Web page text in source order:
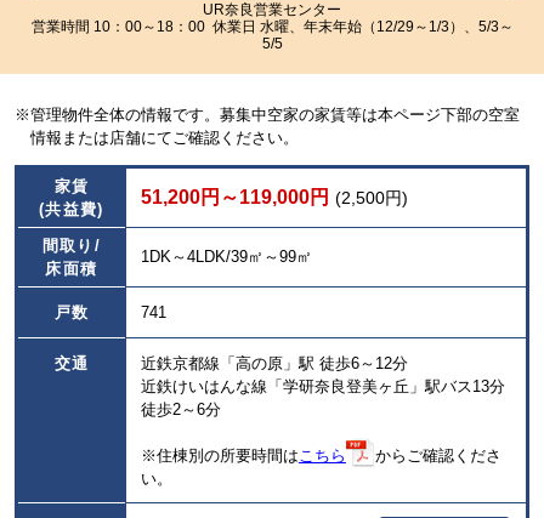
い
だ
ま
す。
い
だ
ま
UR奈良営業センター
営業時間 10：00～18：00 休業日 水曜、年末年始（12/29～1/3）、5/3～
5/5
※管理物件全体の情報です。募集中空家の家賃等は本ページ下部の空室
情報または店舗にてご確認ください。
家賃
(共益費)
51,200円～119,000円 (2,500円)
間取り/
床面積
1DK～4LDK/39㎡～99㎡
戸数 741
交通
近鉄京都線「高の原」駅 徒歩6～12分
近鉄けいはんな線「学研奈良登美ヶ丘」駅バス13分
徒歩2～6分
※住棟別の所要時間は こちら
からご確認くださ
い。